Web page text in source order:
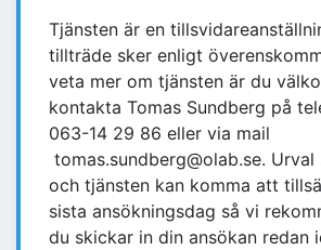
Tjänsten är en
tillträde sker enligt
veta mer om tjänsten är du
kontakta Tomas Sundberg på
063-14 29 86 eller via mail
tomas.sundberg@olab.se.
och tjänsten kan komma att
sista ansökningsdag så vi
du skickar in din ansökan redan